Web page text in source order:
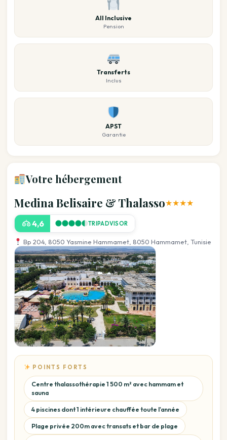
All Inclusive
Pension
Transferts
Inclus
APST
Garantie
Votre hébergement
Medina Belisaire & Thalasso★★★★
4,6 TRIPADVISOR
Bp 204, 8050 Yasmine Hammamet, 8050 Hammamet, Tunisie
POINTS FORTS
Centre thalassothérapie 1 500 m² avec hammam et
sauna
4 piscines dont 1 intérieure chauffée toute l'année
Plage privée 200m avec transats et bar de plage